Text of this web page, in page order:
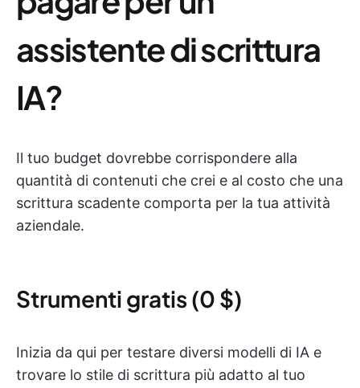
assistente di scrittura
IA?
Il tuo budget dovrebbe corrispondere alla
quantità di contenuti che crei e al costo che una
scrittura scadente comporta per la tua attività
aziendale.
Strumenti gratis (0 $)
Inizia da qui per testare diversi modelli di IA e
trovare lo stile di scrittura più adatto al tuo